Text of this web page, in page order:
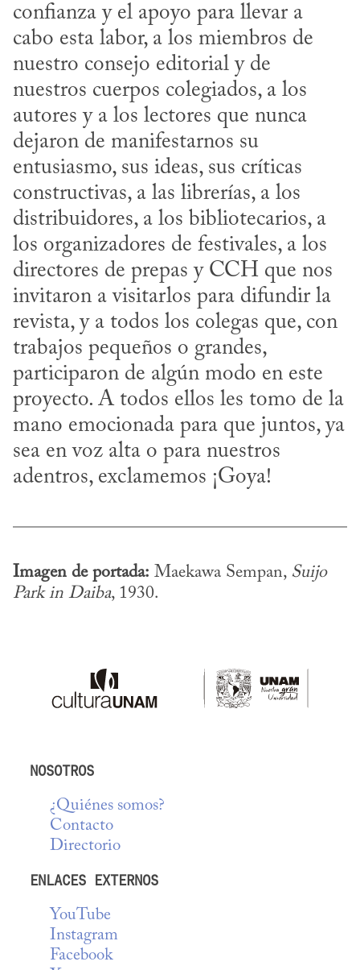
confianza y el apoyo para llevar a
cabo esta labor, a los miembros de
nuestro consejo editorial y de
nuestros cuerpos colegiados, a los
autores y a los lectores que nunca
dejaron de manifestarnos su
entusiasmo, sus ideas, sus críticas
constructivas, a las librerías, a los
distribuidores, a los bibliotecarios, a
los organizadores de festivales, a los
directores de prepas y CCH que nos
invitaron a visitarlos para difundir la
revista, y a todos los colegas que, con
trabajos pequeños o grandes,
participaron de algún modo en este
proyecto. A todos ellos les tomo de la
mano emocionada para que juntos, ya
sea en voz alta o para nuestros
adentros, exclamemos ¡Goya!
Imagen de portada: Maekawa Sempan, Suijo
Park in Daiba, 1930.
NOSOTROS
¿Quiénes somos?
Contacto
Directorio
ENLACES EXTERNOS
YouTube
Instagram
Facebook